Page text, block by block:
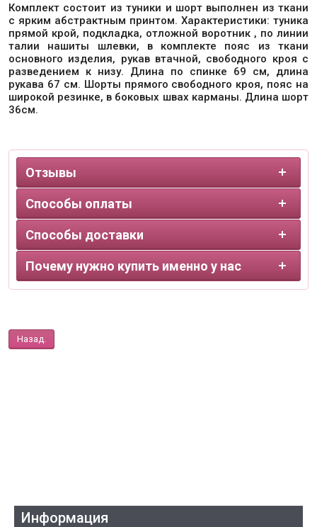
Комплект состоит из туники и шорт выполнен из ткани
с ярким абстрактным принтом. Характеристики: туника
прямой крой, подкладка, отложной воротник , по линии
талии нашиты шлевки, в комплекте пояс из ткани
основного изделия, рукав втачной, свободного кроя с
разведением к низу. Длина по спинке 69 см, длина
рукава 67 см. Шорты прямого свободного кроя, пояс на
широкой резинке, в боковых швах карманы. Длина шорт
36см.
Отзывы
Способы оплаты
Способы доставки
Почему нужно купить именно у нас
Назад.
Информация